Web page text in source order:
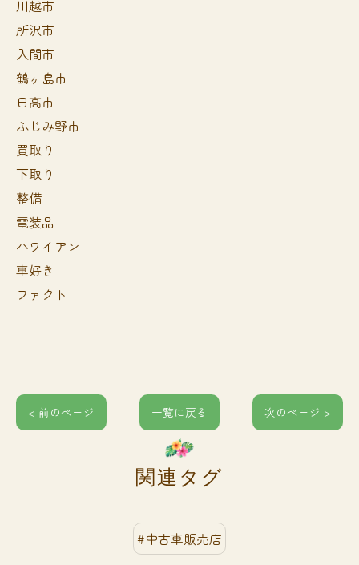
川越市
所沢市
入間市
鶴ヶ島市
日高市
ふじみ野市
買取り
下取り
整備
電装品
ハワイアン
車好き
ファクト
< 前のページ 一覧に戻る 次のページ >
関連タグ
#中古車販売店